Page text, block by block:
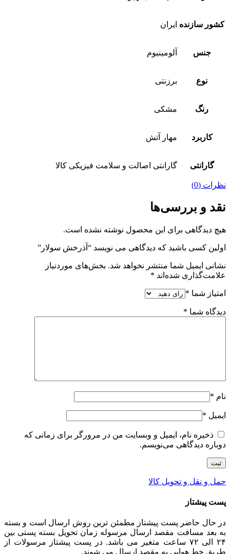
کشور سازنده ایران
جنس آلومینیوم
نوع برزنتی
رنگ مشکی
کاربرد مهار آتش
گارانتی گارانتی اصالت و سلامت فیزیکی کالا
نظرات (0)
نقد و بررسی‌ها
هیچ دیدگاهی برای این محصول نوشته نشده است.
اولین کسی باشید که دیدگاهی می نویسد “آذرخش سولار”
نشانی ایمیل شما منتشر نخواهد شد. بخش‌های موردنیاز
علامت‌گذاری شده‌اند *
امتیاز شما *
دیدگاه شما *
نام *
ایمیل *
ذخیره نام، ایمیل و وبسایت من در مرورگر برای زمانی که
دوباره دیدگاهی می‌نویسم.
حمل و نقل و تحویل کالا
پست پیشتاز
در حال حاضر پست پیشتاز مطمئن ترین روش ارسال است و بسته
به بعد مسافت مقصد ارسال مرسوله زمان تحویل بسته پستی بین
۲۴ الی ۷۲ ساعت متغیر می باشد. در پست پیشتاز مرسولات از
طریق خط هوایی به مقصد ارسال می شوند.